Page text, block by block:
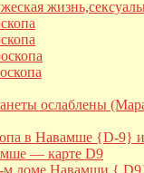
ослаблены
в Навамше {D-9}
— карте D9
м доме Навамши {